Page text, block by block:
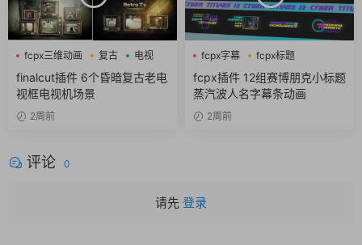
fcpx三维动画 复古 电视
finalcut插件 6个昏暗复古老电
视框电视机场景
2周前
fcpx字幕
fcpx标题
fcpx片头
fcpx插件 12组赛博朋克小标题
蒸汽波人名字幕条动画
2周前
评论 0
请先 登录